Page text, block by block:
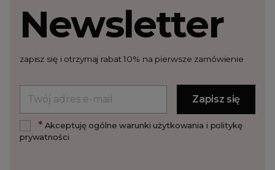
Newsletter
zapisz się i otrzymaj rabat 10% na pierwsze zamówienie
*Akceptuję ogólne warunki użytkowania i politykę
prywatności